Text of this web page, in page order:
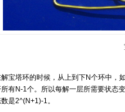
解宝塔环的时候，从上到下N个环中，
有N-1个。所以每解一层所需要状态
是2^(N+1)-1。